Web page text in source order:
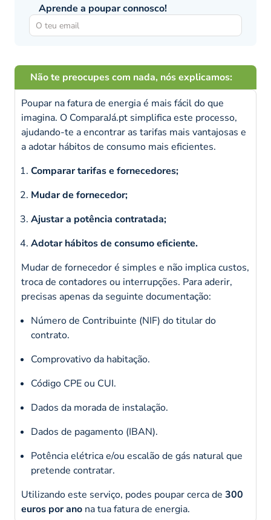
Aprende a poupar connosco!
Não te preocupes com nada, nós explicamos:
Poupar na fatura de energia é mais fácil do que
imagina. O ComparaJá.pt simplifica este processo,
ajudando-te a encontrar as tarifas mais vantajosas e
a adotar hábitos de consumo mais eficientes.
Comparar tarifas e fornecedores;
Mudar de fornecedor;
Ajustar a potência contratada;
Adotar hábitos de consumo eficiente.
Mudar de fornecedor é simples e não implica custos,
troca de contadores ou interrupções. Para aderir,
precisas apenas da seguinte documentação:
Número de Contribuinte (NIF) do titular do
contrato.
Comprovativo da habitação.
Código CPE ou CUI.
Dados da morada de instalação.
Dados de pagamento (IBAN).
Potência elétrica e/ou escalão de gás natural que
pretende contratar.
Utilizando este serviço, podes poupar cerca de 300
euros por ano na tua fatura de energia.